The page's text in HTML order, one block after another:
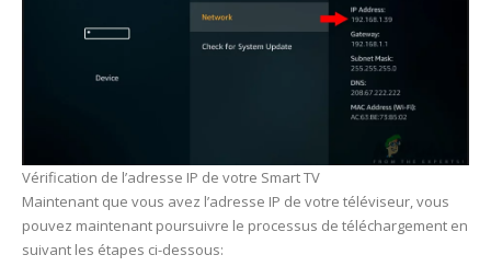
Vérification de l’adresse IP de votre Smart TV
Maintenant que vous avez l’adresse IP de votre téléviseur, vous
pouvez maintenant poursuivre le processus de téléchargement en
suivant les étapes ci-dessous: